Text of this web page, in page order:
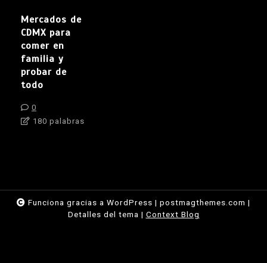
Mercados de
CDMX para
comer en
familia y
probar de
todo
0
180 palabras
Funciona gracias a WordPress | postmagthemes.com |
Detalles del tema | Context Blog